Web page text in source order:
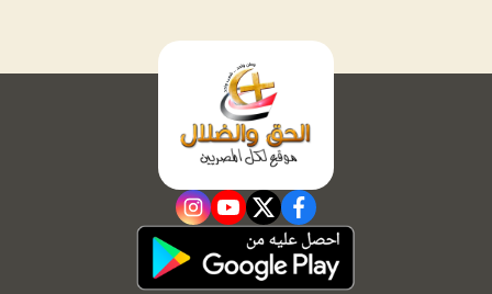
facebook
twitter
youtube
instagram